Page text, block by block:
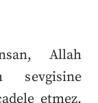
Allah
sevgisine
etmez.